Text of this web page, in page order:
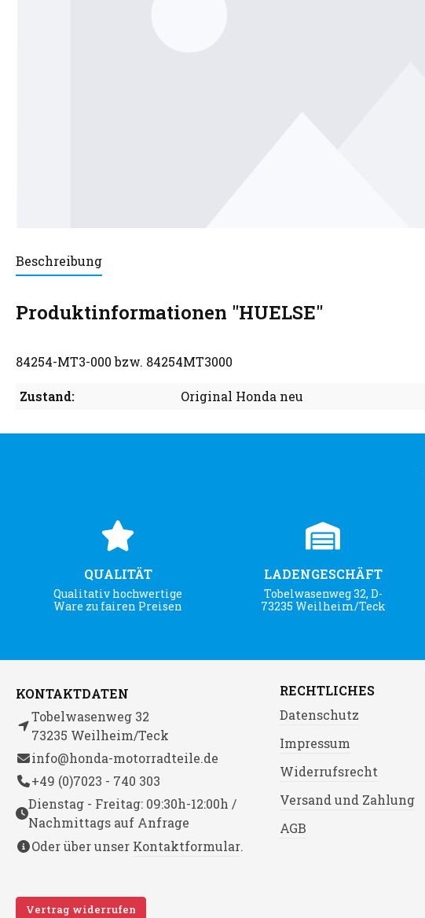
Beschreibung
Produktinformationen "HUELSE"
84254-MT3-000 bzw. 84254MT3000
Zustand: Original Honda neu
QUALITÄT
Qualitativ hochwertige
Ware zu fairen Preisen
LADENGESCHÄFT
Tobelwasenweg 32, D-
73235 Weilheim/Teck
KONTAKTDATEN
Tobelwasenweg 32
73235 Weilheim/Teck
info@honda-motorradteile.de
+49 (0)7023 - 740 303
Dienstag - Freitag: 09:30h-12:00h /
Nachmittags auf Anfrage
Oder über unser Kontaktformular.
Vertrag widerrufen
RECHTLICHES
Datenschutz
Impressum
Widerrufsrecht
Versand und Zahlung
AGB